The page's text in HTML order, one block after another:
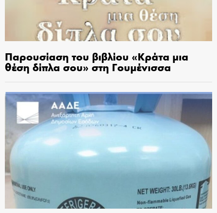
Παρουσίαση του βιβλίου «Κράτα μια
θέση δίπλα σου» στη Γουμένισσα